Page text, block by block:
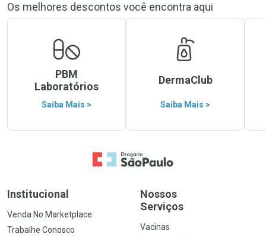
Os melhores descontos você encontra aqui
PBM
Laboratórios
Saiba Mais >
DermaClub
Saiba Mais >
Ir para a Home
Institucional
Venda No Marketplace
Trabalhe Conosco
Nossos
Serviços
Vacinas